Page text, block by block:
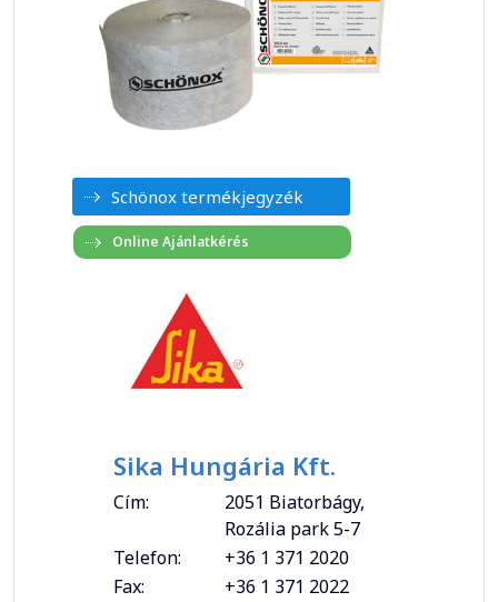
Schönox termékjegyzék
Sika Hungária Kft.
Cím:
2051 Biatorbágy,
Rozália park 5-7
Telefon:
+36 1 371 2020
Fax:
+36 1 371 2022